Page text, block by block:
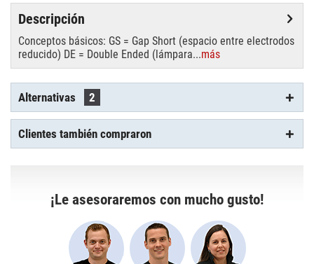
Descripción
Conceptos básicos: GS = Gap Short (espacio entre electrodos
reducido) DE = Double Ended (lámpara...más
Alternativas 2
Clientes también compraron
¡Le asesoraremos con mucho gusto!